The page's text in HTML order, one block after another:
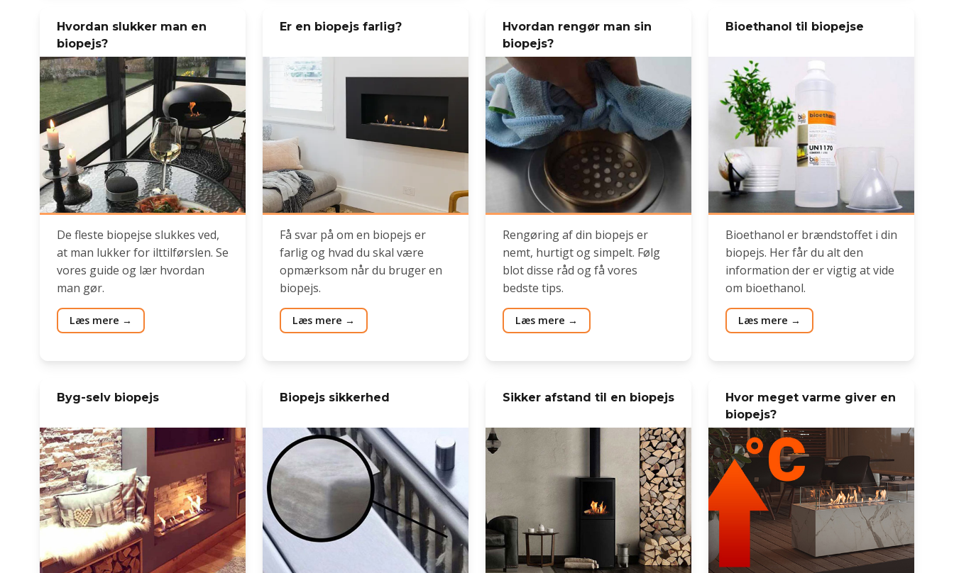
Hvordan slukker man en
biopejs?
De fleste biopejse slukkes ved,
at man lukker for ilttilførslen. Se
vores guide og lær hvordan
man gør.
Læs mere
Er en biopejs farlig?
Få svar på om en biopejs er
farlig og hvad du skal være
opmærksom når du bruger en
biopejs.
Læs mere
Hvordan rengør man sin
biopejs?
Rengøring af din biopejs er
nemt, hurtigt og simpelt. Følg
blot disse råd og få vores
bedste tips.
Læs mere
Bioethanol til biopejse
Bioethanol er brændstoffet i din
biopejs. Her får du alt den
information der er vigtig at vide
om bioethanol.
Læs mere
Byg-selv biopejs Biopejs sikkerhed Sikker afstand til en biopejs
Hvor meget varme giver en
biopejs?